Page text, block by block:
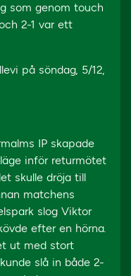
som genom touch
2-1 var ett
på söndag, 5/12,
IP skapade
inför returmötet
skulle dröja till
matchens
slog Viktor
efter en hörna.
ut med stort
slå in både 2-